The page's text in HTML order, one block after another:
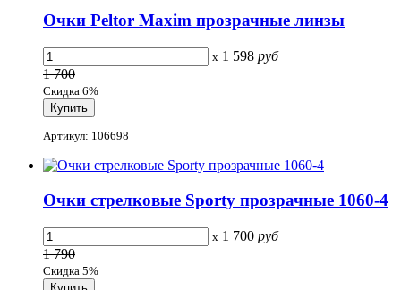
Очки Peltor Maxim прозрачные линзы
x 1 598 руб
1 700
Скидка 6%
Артикул: 106698
Очки стрелковые Sporty прозрачные 1060-4
x 1 700 руб
1 790
Скидка 5%